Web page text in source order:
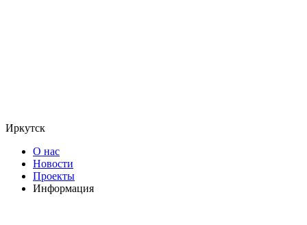
Иркутск
О нас
Новости
Проекты
Информация